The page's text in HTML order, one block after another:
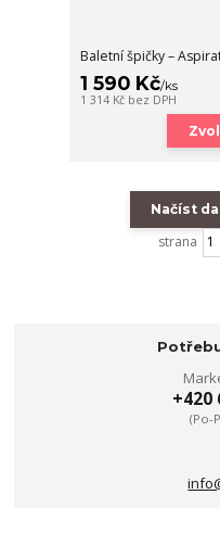
Baletní špičky –
1 590 Kč/ks
1 314 Kč bez DPH
Načíst
strana
+420
(Po-